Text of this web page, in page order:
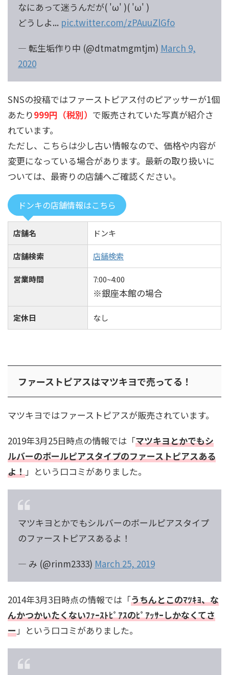
なにあって迷うんだが( 'ω' )( 'ω' )
どうしよ... pic.twitter.com/zPAuuZlGfo
— 転生垢作り中 (@dtmatmgmtjm) March 9,
2020
SNSの投稿ではファーストピアス付のピアッサーが1個
あたり999円（税別） で販売されていた写真が紹介さ
れています。
ただし、こちらは少し古い情報なので、価格や内容が
変更になっている場合があります。最新の取り扱いに
ついては、最寄りの店舗へご確認ください。
ドンキの店舗情報はこちら
店舗名 ドンキ
店舗検索 店舗検索
営業時間 7:00~4:00
※銀座本館の場合
定休日 なし
ファーストピアスはマツキヨで売ってる！
マツキヨではファーストピアスが販売されています。
2019年3月25日時点の情報では「マツキヨとかでもシ
ルバーのボールピアスタイプのファーストピアスある
よ！」という口コミがありました。
マツキヨとかでもシルバーのボールピアスタイプ
のファーストピアスあるよ！
— み (@rinm2333) March 25, 2019
2014年3月3日時点の情報では「うちんとこのﾏﾂｷﾖ、な
んかつかいたくないﾌｧｰｽﾄﾋﾟｱｽのﾋﾟｱｯｻｰしかなくてさ
ー」という口コミがありました。